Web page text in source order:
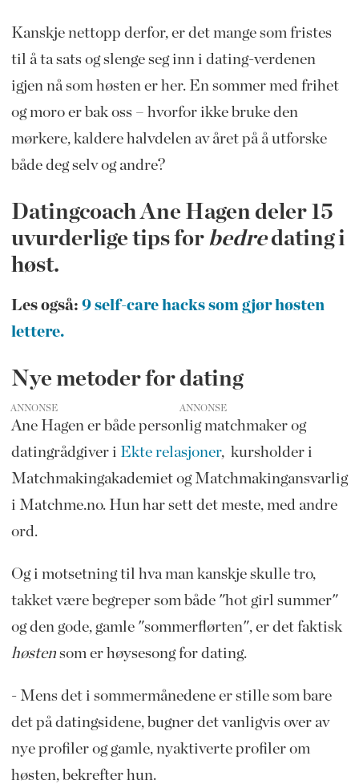
Kanskje nettopp derfor, er det mange som fristes
til å ta sats og slenge seg inn i dating-verdenen
igjen nå som høsten er her. En sommer med frihet
og moro er bak oss – hvorfor ikke bruke den
mørkere, kaldere halvdelen av året på å utforske
både deg selv og andre?
Datingcoach Ane Hagen deler 15
uvurderlige tips for bedredating i
høst.
Les også: 9 self-care hacks som gjør høsten
lettere.
Nye metoder for dating
ANNONSE
Ane Hagen er både personlig matchmaker og
datingrådgiver i Ekte relasjoner, kursholder i
Matchmakingakademiet og Matchmakingansvarlig
i Matchme.no. Hun har sett det meste, med andre
ord.
Og i motsetning til hva man kanskje skulle tro,
takket være begreper som både "hot girl summer"
og den gode, gamle "sommerflørten", er det faktisk
høstensom er høysesong for dating.
- Mens det i sommermånedene er stille som bare
det på datingsidene, bugner det vanligvis over av
nye profiler og gamle, nyaktiverte profiler om
høsten, bekrefter hun.